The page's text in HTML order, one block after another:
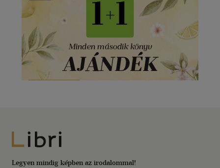
Libri
Legyen mindig képben az irodalommal!